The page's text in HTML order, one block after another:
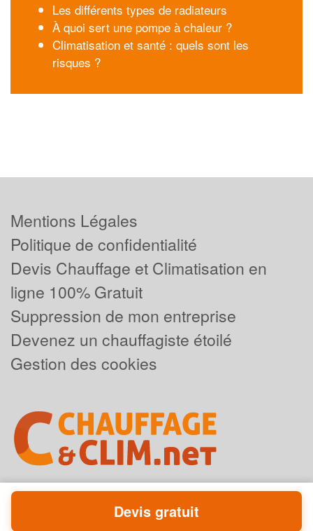
Les différents types de radiateurs
À quoi sert une pompe à chaleur ?
Climatisation et santé : quels sont les
risques ?
Mentions Légales
Politique de confidentialité
Devis Chauffage et Climatisation en
ligne 100% Gratuit
Suppression de mon entreprise
Devenez un chauffagiste étoilé
Gestion des cookies
Powered byPlus que pro
Devis gratuit